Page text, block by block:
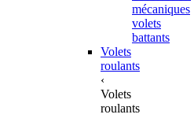
mécaniques
volets
battants
Volets
roulants
‹
Volets
roulants